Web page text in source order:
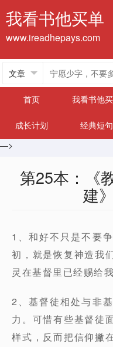
我看书他买单
www.ireadhepays.com
首页
我看书他
成长计划 经典短句
—>
第25本：《
建
1、和好不只是不要
初，就是恢复神造我
灵在基督里已经赐给
2、基督徒相处与非
力。可惜有些基督徒
样式，反而把信仰撇